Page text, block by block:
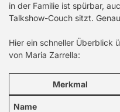
in der Familie ist spürbar,
Talkshow-Couch sitzt.
Hier ein schneller Überblick
von Maria Zarrella:
Merkmal
Name